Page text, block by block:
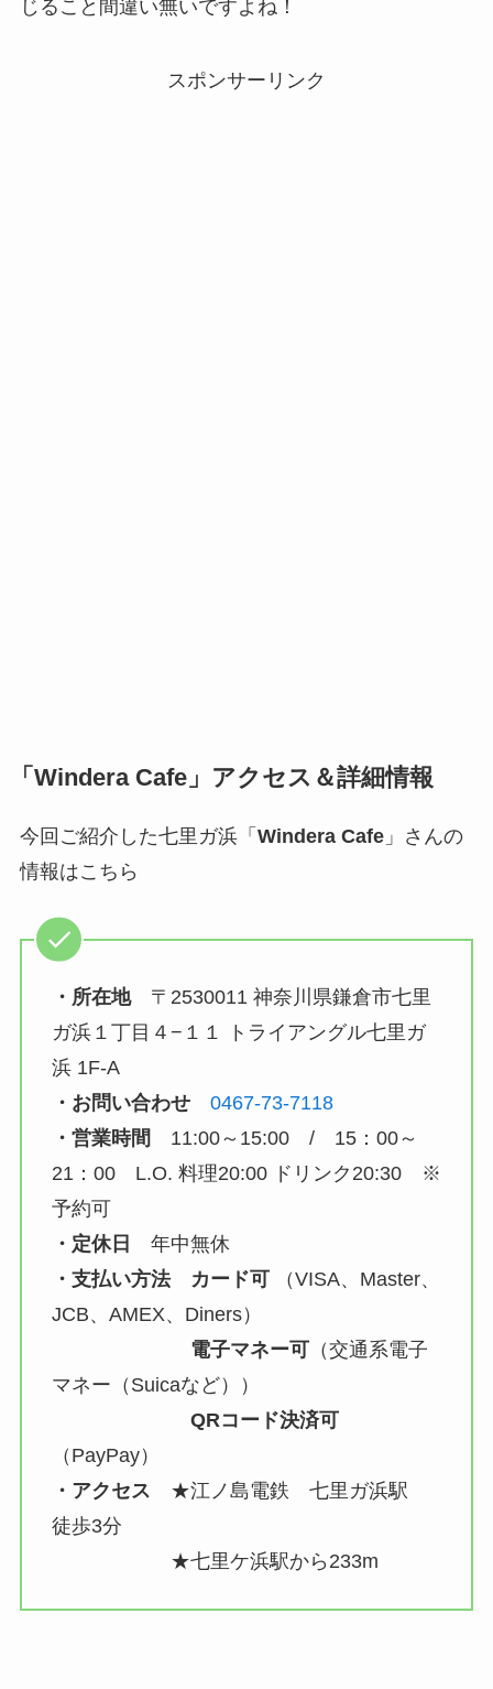
じること間違い無いですよね！
スポンサーリンク
「Windera Cafe」アクセス＆詳細情報
今回ご紹介した七里ガ浜「 Windera Cafe」さんの
情報はこちら
・所在地〒2530011 神奈川県鎌倉市七里
ガ浜１丁目４−１１ トライアングル七里ガ
浜 1F-A
・お問い合わせ
0467-73-7118
・営業時間 11:00～15:00 / 15：00～
21：00 L.O. 料理20:00 ドリンク20:30 ※
予約可
・定休日
年中無休
・支払い方法 カード可
（VISA、Master、
JCB、AMEX、Diners）
電子マネー可（交通系電子
マネー（Suicaなど））
QRコード決済可
（PayPay）
・アクセス ★江ノ島電鉄 七里ガ浜駅
徒歩3分
★七里ケ浜駅から233m